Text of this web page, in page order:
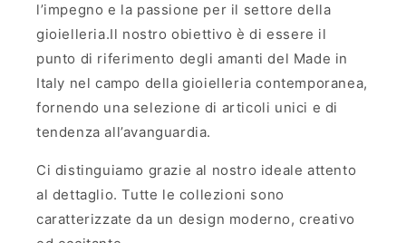
l’impegno e la passione per il settore della
gioielleria.Il nostro obiettivo è di essere il
punto di riferimento degli amanti del Made in
Italy nel campo della gioielleria contemporanea,
fornendo una selezione di articoli unici e di
tendenza all’avanguardia.
Ci distinguiamo grazie al nostro ideale attento
al dettaglio. Tutte le collezioni sono
caratterizzate da un design moderno, creativo